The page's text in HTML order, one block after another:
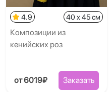
4.9 40 x 45 см
Композиции из
кенийских роз
от 6019₽ Заказать